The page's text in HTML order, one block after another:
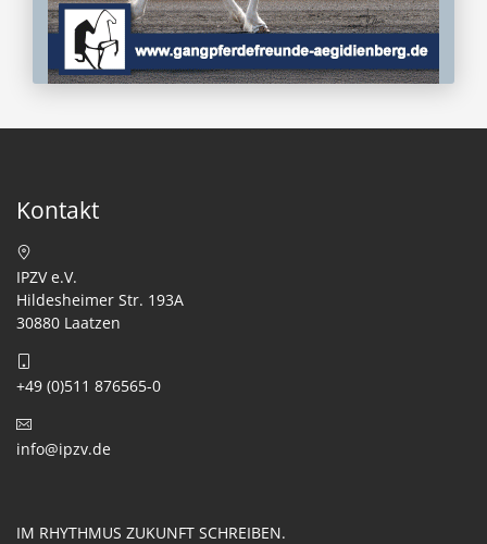
Kontakt
IPZV e.V.
Hildesheimer Str. 193A
30880 Laatzen
+49 (0)511 876565-0
info@ipzv.de
IM RHYTHMUS ZUKUNFT SCHREIBEN.